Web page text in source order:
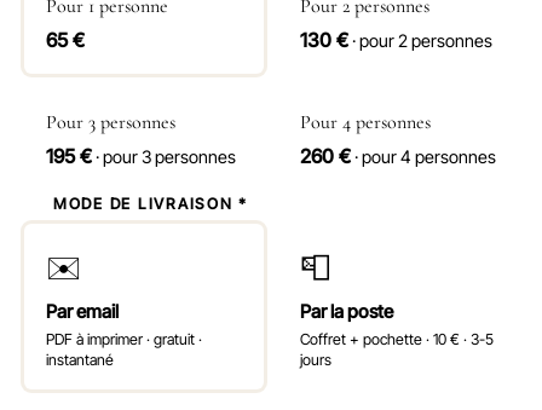
Pour 1 personne
65 €
Pour 2 personnes
130 € · pour 2 personnes
Pour 3 personnes
195 € · pour 3 personnes
Pour 4 personnes
260 € · pour 4 personnes
MODE DE LIVRAISON *
✉️
Par email
PDF à imprimer · gratuit ·
instantané
📮
Par la poste
Coffret + pochette · 10 € · 3-5
jours